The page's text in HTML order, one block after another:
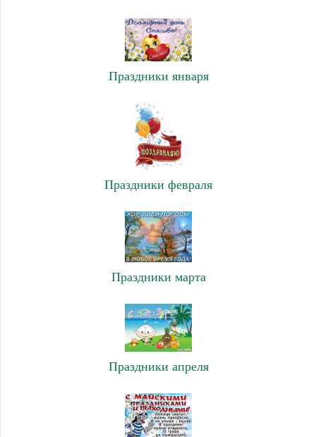
Праздники января
Праздники февраля
Праздники марта
Праздники апреля